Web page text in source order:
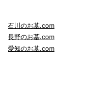
石川のお墓.com
長野のお墓.com
愛知のお墓.com